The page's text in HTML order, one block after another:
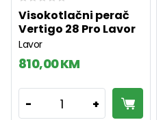
Visokotlačni perač
Vertigo 28 Pro Lavor
Lavor
810,00 KM
- 1 +